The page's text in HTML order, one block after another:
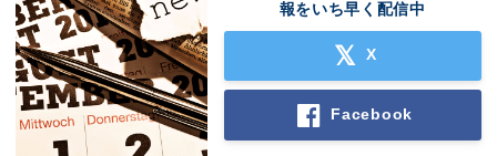
報をいち早く配信中
X
Facebook
English